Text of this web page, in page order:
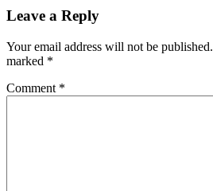
Leave a Reply
Your email address will not be published.
marked *
Comment *